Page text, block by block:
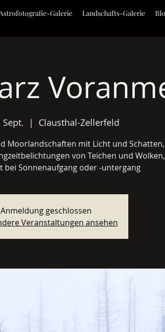
Galerie Landschafts-Galerie
Sept.
  |
Clausthal-Zellerfeld
Moorlandschaften mit Licht und Schatten,
von Teichen und Wolken,
bei Sonnenaufgang oder -untergang
Anmeldung geschlossen
Veranstaltungen ansehen